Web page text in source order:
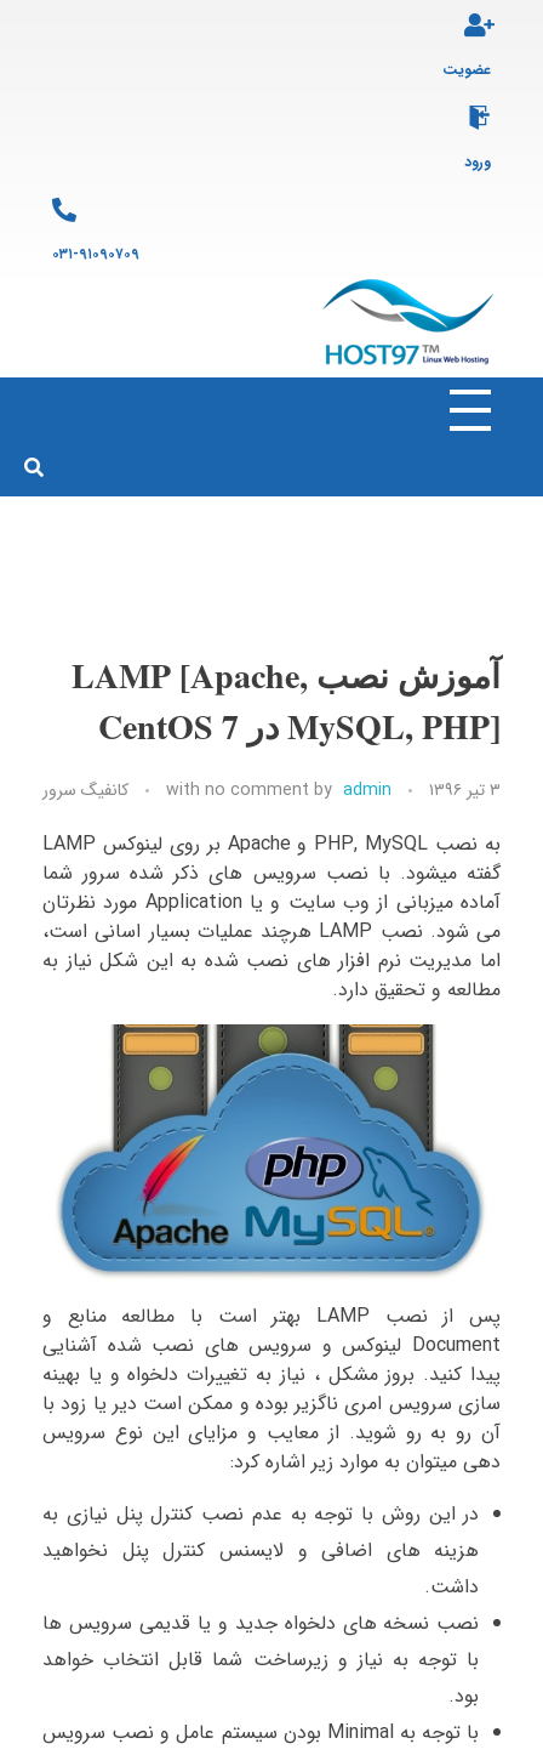
عضویت
ورود
۰۳۱-۹۱۰۹۰۷۰۹
هاست ۹۷ارائه سرویس هاست لینوکس و ثبت دامنه
آموزش نصب LAMP [Apache,
MySQL, PHP] در CentOS 7
۳ تیر ۱۳۹۶ by admin
with no comment کانفیگ سرور
به نصب PHP, MySQL و Apache بر روی لینوکس LAMP
گفته میشود. با نصب سرویس های ذکر شده سرور شما
آماده میزبانی از وب سایت و یا Application مورد نظرتان
می شود. نصب LAMP هرچند عملیات بسیار اسانی است،
اما مدیریت نرم افزار های نصب شده به این شکل نیاز به
مطالعه و تحقیق دارد.
پس از نصب LAMP بهتر است با مطالعه منابع و
Document لینوکس و سرویس های نصب شده آشنایی
پیدا کنید. بروز مشکل ، نیاز به تغییرات دلخواه و یا بهینه
سازی سرویس امری ناگزیر بوده و ممکن است دیر یا زود با
آن رو به رو شوید. از معایب و مزایای این نوع سرویس
دهی میتوان به موارد زیر اشاره کرد:
در این روش با توجه به عدم نصب کنترل پنل نیازی به
هزینه های اضافی و لایسنس کنترل پنل نخواهید
داشت.
نصب نسخه های دلخواه جدید و یا قدیمی سرویس ها
با توجه به نیاز و زیرساخت شما قابل انتخاب خواهد
بود.
با توجه به Minimal بودن سیستم عامل و نصب سرویس